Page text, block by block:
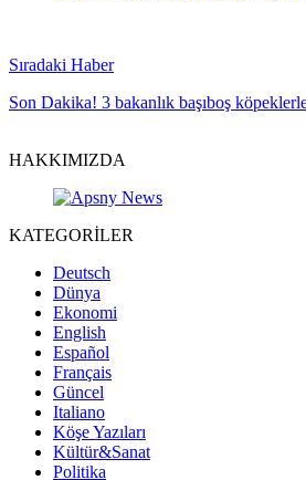
Sıradaki Haber
Son Dakika! 3 bakanlık başıboş
HAKKIMIZDA
KATEGORİLER
Deutsch
Dünya
Ekonomi
English
Español
Français
Güncel
Italiano
Köşe Yazıları
Kültür&Sanat
Politika